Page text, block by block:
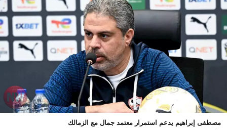
مصطفى إبراهيم يدعم استمرار معتمد جمال مع الزمالك